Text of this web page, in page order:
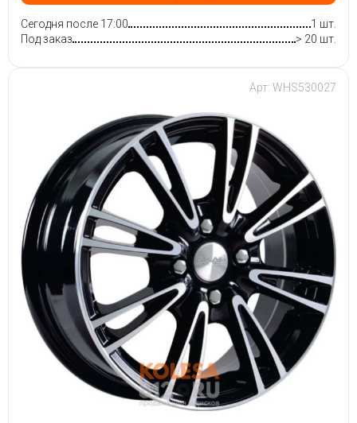
Сегодня после 17:00
1 шт.
Под заказ
> 20 шт.
Арт: WHS530027